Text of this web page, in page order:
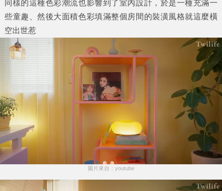
同樣的這種色彩潮流也影響到了室內設計，於是一種充滿一
些童趣、然後大面積色彩填滿整個房間的裝潢風格就這麼橫
空出世惹
圖片來自：youtube